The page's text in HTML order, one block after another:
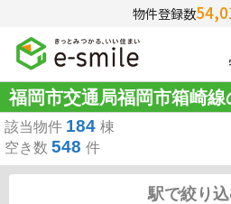
物件登録数
福岡市交通局福岡市箱崎
該当物件 184 棟
空き数 548 件
駅で絞り